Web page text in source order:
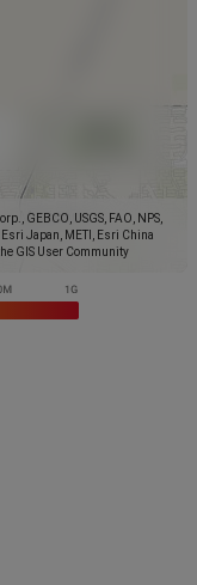
GEBCO, USGS, FAO, NPS,
Japan, METI, Esri China
GIS User Community